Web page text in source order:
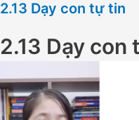
2.13 Dạy con tự tin
2.13 Dạy con